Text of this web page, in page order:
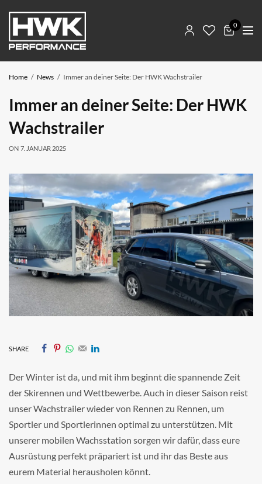
0
Home News Immer an deiner Seite: Der HWK Wachstrailer
Immer an deiner Seite: Der HWK
Wachstrailer
ON 7. JANUAR 2025
SHARE
Der Winter ist da, und mit ihm beginnt die spannende Zeit
der Skirennen und Wettbewerbe. Auch in dieser Saison reist
unser Wachstrailer wieder von Rennen zu Rennen, um
Sportler und Sportlerinnen optimal zu unterstützen. Mit
unserer mobilen Wachsstation sorgen wir dafür, dass eure
Ausrüstung perfekt präpariert ist und ihr das Beste aus
eurem Material herausholen könnt.